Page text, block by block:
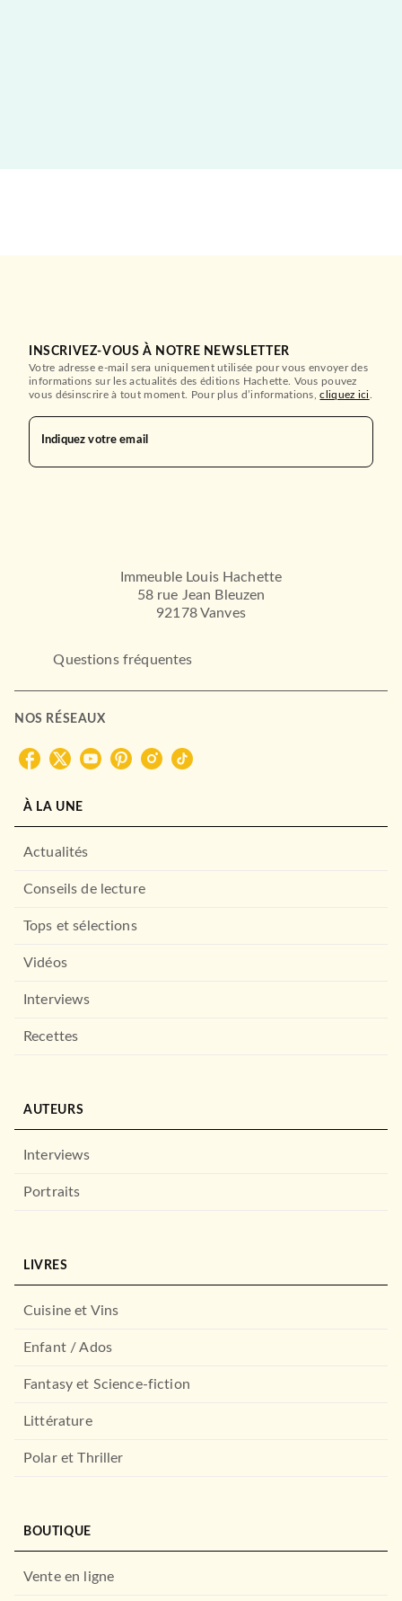
INSCRIVEZ-VOUS À NOTRE NEWSLETTER
Votre adresse e-mail sera uniquement utilisée pour vous envoyer des
informations sur les actualités des éditions Hachette. Vous pouvez
vous désinscrire à tout moment. Pour plus d’informations,cliquez ici
Indiquez votre email
Immeuble Louis Hachette
58 rue Jean Bleuzen
92178 Vanves
Questions fréquentes
NOS RÉSEAUX
À LA UNE
Actualités
Conseils de lecture
Tops et sélections
Vidéos
Interviews
Recettes
AUTEURS
Interviews
Portraits
LIVRES
Cuisine et Vins
Enfant / Ados
Fantasy et Science-fiction
Littérature
Polar et Thriller
BOUTIQUE
Vente en ligne